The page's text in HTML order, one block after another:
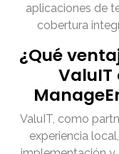
aplicaciones de
cobertura
¿Qué
ValuIT, como
experiencia